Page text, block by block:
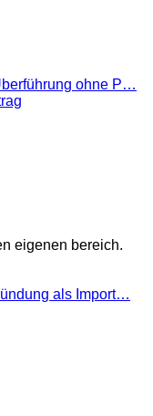
ohne P…
eigenen bereich.
als Import…